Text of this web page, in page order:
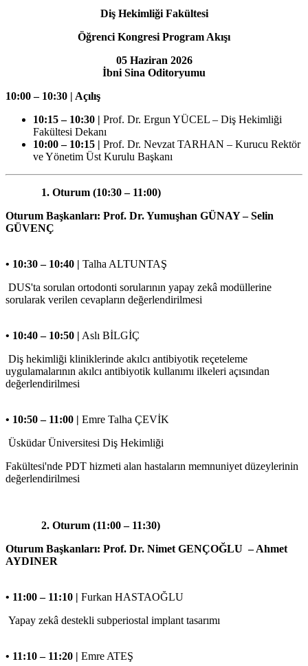
Diş Hekimliği Fakültesi
Öğrenci Kongresi Program Akışı
05 Haziran 2026
İbni Sina Oditoryumu
10:00 – 10:30 | Açılış
10:15 – 10:30 | Prof. Dr. Ergun YÜCEL – Diş Hekimliği
Fakültesi Dekanı
10:00 – 10:15 | Prof. Dr. Nevzat TARHAN – Kurucu Rektör
ve Yönetim Üst Kurulu Başkanı
1. Oturum (10:30 – 11:00)
Oturum Başkanları: Prof. Dr. Yumuşhan GÜNAY – Selin
GÜVENÇ
• 10:30 – 10:40 | Talha ALTUNTAŞ
DUS'ta sorulan ortodonti sorularının yapay zekâ modüllerine
sorularak verilen cevapların değerlendirilmesi
• 10:40 – 10:50 | Aslı BİLGİÇ
Diş hekimliği kliniklerinde akılcı antibiyotik reçeteleme
uygulamalarının akılcı antibiyotik kullanımı ilkeleri açısından
değerlendirilmesi
• 10:50 – 11:00 | Emre Talha ÇEVİK
Üsküdar Üniversitesi Diş Hekimliği
Fakültesi'nde PDT hizmeti alan hastaların memnuniyet düzeylerinin
değerlendirilmesi
2. Oturum (11:00 – 11:30)
Oturum Başkanları: Prof. Dr. Nimet GENÇOĞLU – Ahmet
AYDINER
• 11:00 – 11:10 | Furkan HASTAOĞLU
Yapay zekâ destekli subperiostal implant tasarımı
• 11:10 – 11:20 | Emre ATEŞ